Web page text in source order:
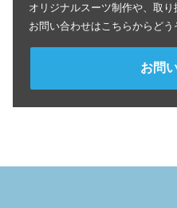
オリジナルスーツ制作や、取
お問い合わせはこちらからどう
お問